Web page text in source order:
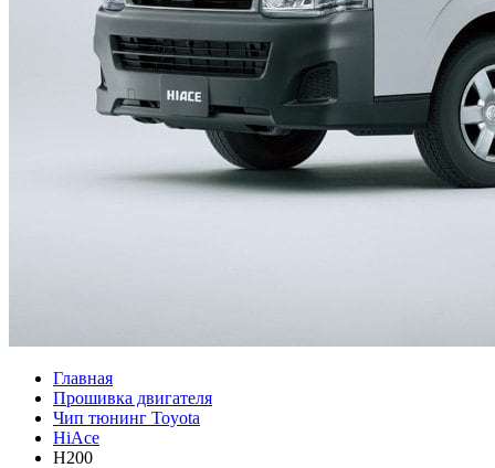
Главная
Прошивка двигателя
Чип тюнинг Toyota
HiAce
H200